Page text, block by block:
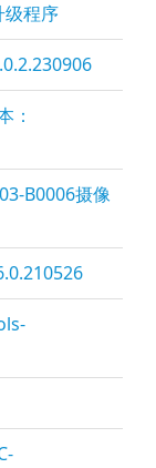
级程序
：
B0006摄像